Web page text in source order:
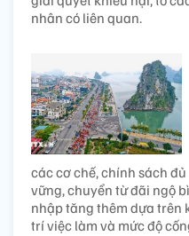
nhân có liên quan.
các cơ chế, chính sách
vững, chuyển từ đãi ngộ
nhập tăng thêm dựa trên
trí việc làm và mức độ